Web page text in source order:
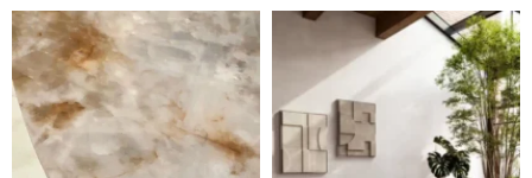
DELIFE – Nábytek, který promění dům v domov. Domo
Místo, kam se budeš těšit